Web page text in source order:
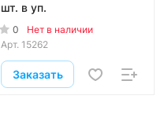
шт. в уп.
0
Нет в наличии
Арт. 15262
Заказать